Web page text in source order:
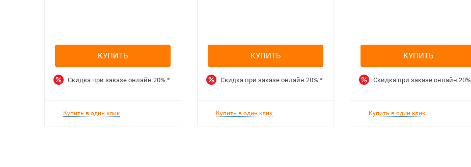
КУПИТЬ
Скидка при заказе онлайн 20% *
Купить в один клик
КУПИТЬ
Скидка при заказе онлайн 20% *
Купить в один клик
КУПИТЬ
Скидка при заказе онлайн 20%
Купить в один клик